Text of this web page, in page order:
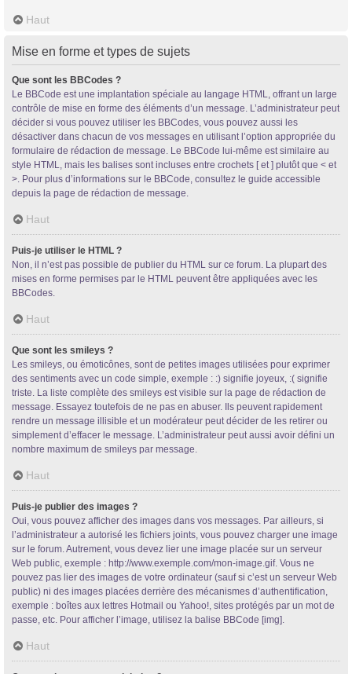
Haut
Mise en forme et types de sujets
Que sont les BBCodes ?
Le BBCode est une implantation spéciale au langage HTML, offrant un large
contrôle de mise en forme des éléments d’un message. L’administrateur peut
décider si vous pouvez utiliser les BBCodes, vous pouvez aussi les
désactiver dans chacun de vos messages en utilisant l’option appropriée du
formulaire de rédaction de message. Le BBCode lui-même est similaire au
style HTML, mais les balises sont incluses entre crochets [ et ] plutôt que < et
>. Pour plus d’informations sur le BBCode, consultez le guide accessible
depuis la page de rédaction de message.
Haut
Puis-je utiliser le HTML ?
Non, il n’est pas possible de publier du HTML sur ce forum. La plupart des
mises en forme permises par le HTML peuvent être appliquées avec les
BBCodes.
Haut
Que sont les smileys ?
Les smileys, ou émoticônes, sont de petites images utilisées pour exprimer
des sentiments avec un code simple, exemple : :) signifie joyeux, :( signifie
triste. La liste complète des smileys est visible sur la page de rédaction de
message. Essayez toutefois de ne pas en abuser. Ils peuvent rapidement
rendre un message illisible et un modérateur peut décider de les retirer ou
simplement d’effacer le message. L’administrateur peut aussi avoir défini un
nombre maximum de smileys par message.
Haut
Puis-je publier des images ?
Oui, vous pouvez afficher des images dans vos messages. Par ailleurs, si
l’administrateur a autorisé les fichiers joints, vous pouvez charger une image
sur le forum. Autrement, vous devez lier une image placée sur un serveur
Web public, exemple : http://www.exemple.com/mon-image.gif. Vous ne
pouvez pas lier des images de votre ordinateur (sauf si c’est un serveur Web
public) ni des images placées derrière des mécanismes d’authentification,
exemple : boîtes aux lettres Hotmail ou Yahoo!, sites protégés par un mot de
passe, etc. Pour afficher l’image, utilisez la balise BBCode [img].
Haut